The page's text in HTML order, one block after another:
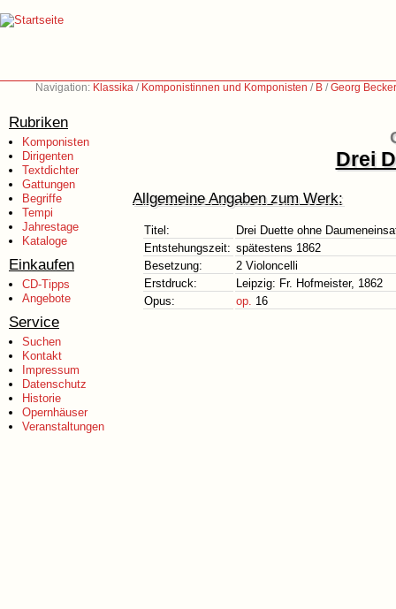
Navigation: Klassika / Komponistinnen und Komponisten / B /Georg
Rubriken
Komponisten
Dirigenten
Textdichter
Gattungen
Begriffe
Tempi
Jahrestage
Kataloge
Einkaufen
CD-Tipps
Angebote
Service
Suchen
Kontakt
Impressum
Datenschutz
Historie
Opernhäuser
Veranstaltungen
Drei
Allgemeine Angaben zum Werk:
Titel:
Drei Duette ohne
Entstehungszeit: spätestens 1862
Besetzung:
2 Violoncelli
Erstdruck:
Leipzig: Fr. Hofmeister, 1862
Opus:
op. 16